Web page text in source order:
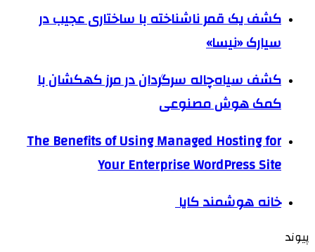
کشف یک قمر ناشناخته با ساختاری عجیب در
سیارک «نیسا»
کشف سیاه‌چاله سرگردان در مرز کهکشان با
کمک هوش مصنوعی
The Benefits of Using Managed Hosting for
Your Enterprise WordPress Site
خانه هوشمند کایا
پیوند